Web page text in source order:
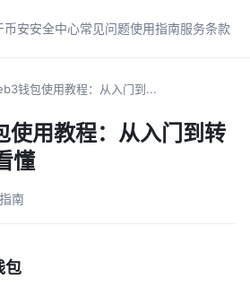
币安安全中心常见问题使用指南服务条款
钱包使用教程：从入门到...
用教程：从入门到转
懂
南
包